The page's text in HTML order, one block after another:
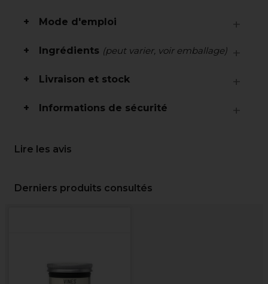
Mode d'emploi
Ingrédients (peut varier, voir emballage)
Livraison et stock
Informations de sécurité
Lire les avis
Derniers produits consultés